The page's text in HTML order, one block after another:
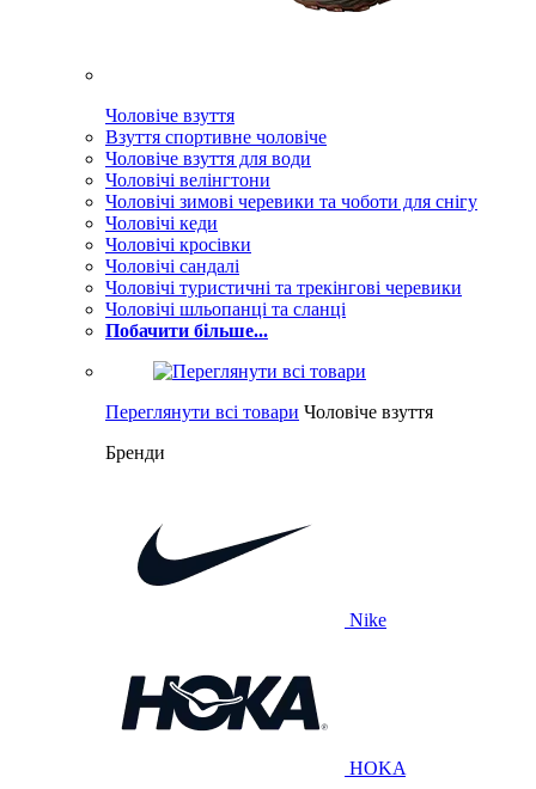
Чоловіче взуття
Взуття спортивне чоловіче
Чоловіче взуття для води
Чоловічі велінгтони
Чоловічі зимові черевики та чоботи для снігу
Чоловічі кеди
Чоловічі кросівки
Чоловічі сандалі
Чоловічі туристичні та трекінгові черевики
Чоловічі шльопанці та сланці
Побачити більше...
Переглянути всі товари Чоловіче взуття
Бренди
Nike
HOKA